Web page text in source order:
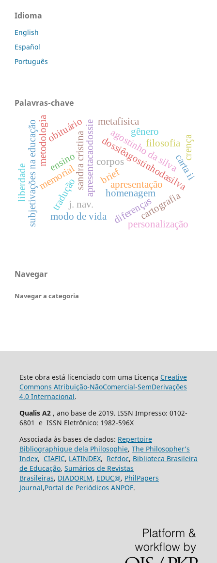
Idioma
English
Español
Português
Palavras-chave
apresentação
dossiêagostinhodasilva
apresentacaodossie
tradução
brief
j. nav.
agostinho da silvacarta ii
sandra cristina
obituário
homenagem
memorial
diferenças
corpos
subjetivações na educação filosofia
metafísica
modo de vida
personalização
crença
cartografia
metodologia gênero
liberdade
ensino
Navegar
Navegar a categoria
Este obra está licenciado com uma Licença Creative
Commons Atribuição-NãoComercial-SemDerivações
4.0 Internacional.
Qualis A2 , ano base de 2019. ISSN Impresso: 0102-
6801 e ISSN Eletrônico: 1982-596X
Associada às bases de dados: Repertoire
Bibliographique dela Philosophie, The Philosopher’s
Index, CIAFIC, LATINDEX, Refdoc, Biblioteca Brasileira
de Educação, Sumários de Revistas
Brasileiras, DIADORIM, EDUC@, PhilPapers
Journal,Portal de Periódicos ANPOF.